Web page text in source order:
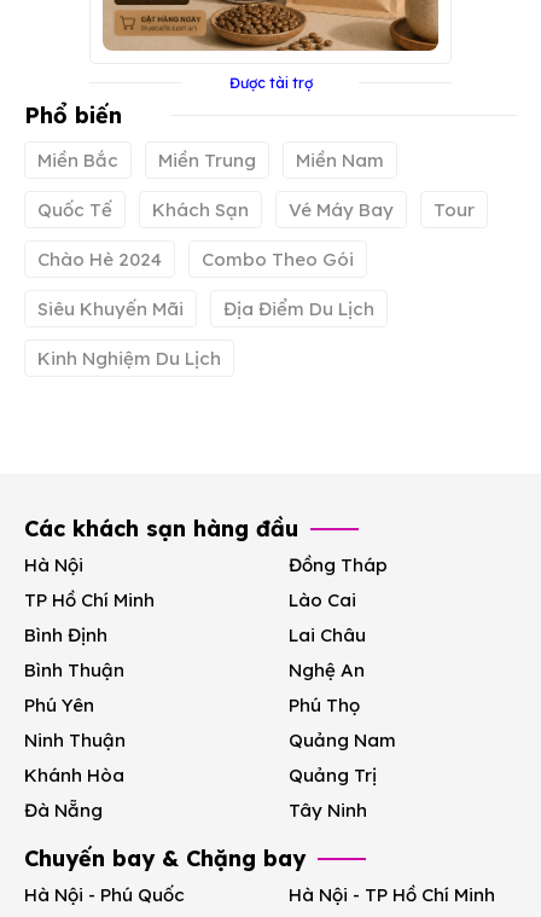
Được tài trợ
Phổ biến
Miền Bắc Miền Trung Miền Nam
Quốc Tế Khách Sạn Vé Máy Bay Tour
Chào Hè 2024 Combo Theo Gói
Siêu Khuyến Mãi Địa Điểm Du Lịch
Kinh Nghiệm Du Lịch
Các khách sạn hàng đầu
Hà Nội
TP Hồ Chí Minh
Bình Định
Bình Thuận
Phú Yên
Ninh Thuận
Khánh Hòa
Đà Nẵng
Đồng Tháp
Lào Cai
Lai Châu
Nghệ An
Phú Thọ
Quảng Nam
Quảng Trị
Tây Ninh
Chuyến bay & Chặng bay
Hà Nội - Phú Quốc
Hà Nội - TP Hồ Chí Minh